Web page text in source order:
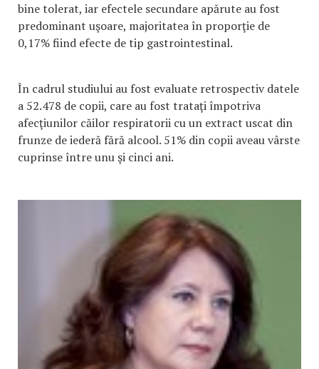
bine tolerat, iar efectele secundare apărute au fost
predominant uşoare, majoritatea în proporţie de
0,17% fiind efecte de tip gastrointestinal.
În cadrul studiului au fost evaluate retrospectiv datele
a 52.478 de copii, care au fost trataţi împotriva
afecţiunilor căilor respiratorii cu un extract uscat din
frunze de iederă fără alcool. 51% din copii aveau vârste
cuprinse între unu şi cinci ani.